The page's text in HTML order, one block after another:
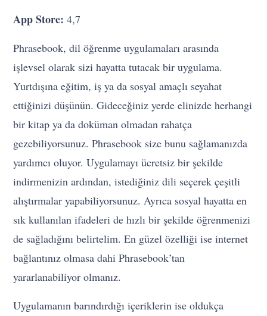
App Store: 4,7
Phrasebook, dil öğrenme uygulamaları arasında
işlevsel olarak sizi hayatta tutacak bir uygulama.
Yurtdışına eğitim, iş ya da sosyal amaçlı seyahat
ettiğinizi düşünün. Gideceğiniz yerde elinizde herhangi
bir kitap ya da doküman olmadan rahatça
gezebiliyorsunuz. Phrasebook size bunu sağlamanızda
yardımcı oluyor. Uygulamayı ücretsiz bir şekilde
indirmenizin ardından, istediğiniz dili seçerek çeşitli
alıştırmalar yapabiliyorsunuz. Ayrıca sosyal hayatta en
sık kullanılan ifadeleri de hızlı bir şekilde öğrenmenizi
de sağladığını belirtelim. En güzel özelliği ise internet
bağlantınız olmasa dahi Phrasebook’tan
yararlanabiliyor olmanız.
Uygulamanın barındırdığı içeriklerin ise oldukça